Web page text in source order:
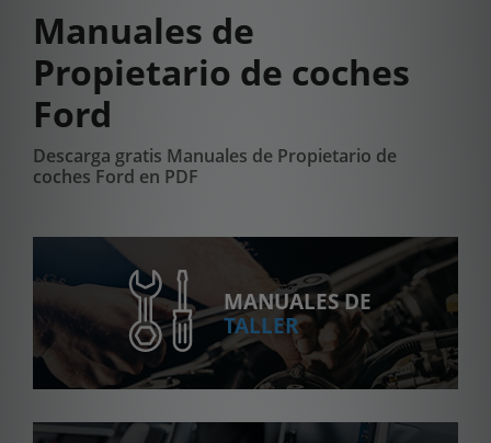
Manuales de
Propietario de coches
Ford
Descarga gratis Manuales de Propietario de
coches Ford en PDF
MANUALES DE
TALLER